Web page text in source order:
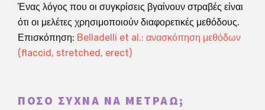
Ένας λόγος που οι συγκρίσεις βγαίνουν στραβές είναι
ότι οι μελέτες χρησιμοποιούν διαφορετικές μεθόδους.
Επισκόπηση: Belladelli et al.: ανασκόπηση μεθόδων
(flaccid, stretched, erect)
ΠΌΣΟ ΣΥΧΝΆ ΝΑ ΜΕΤΡΆΩ;